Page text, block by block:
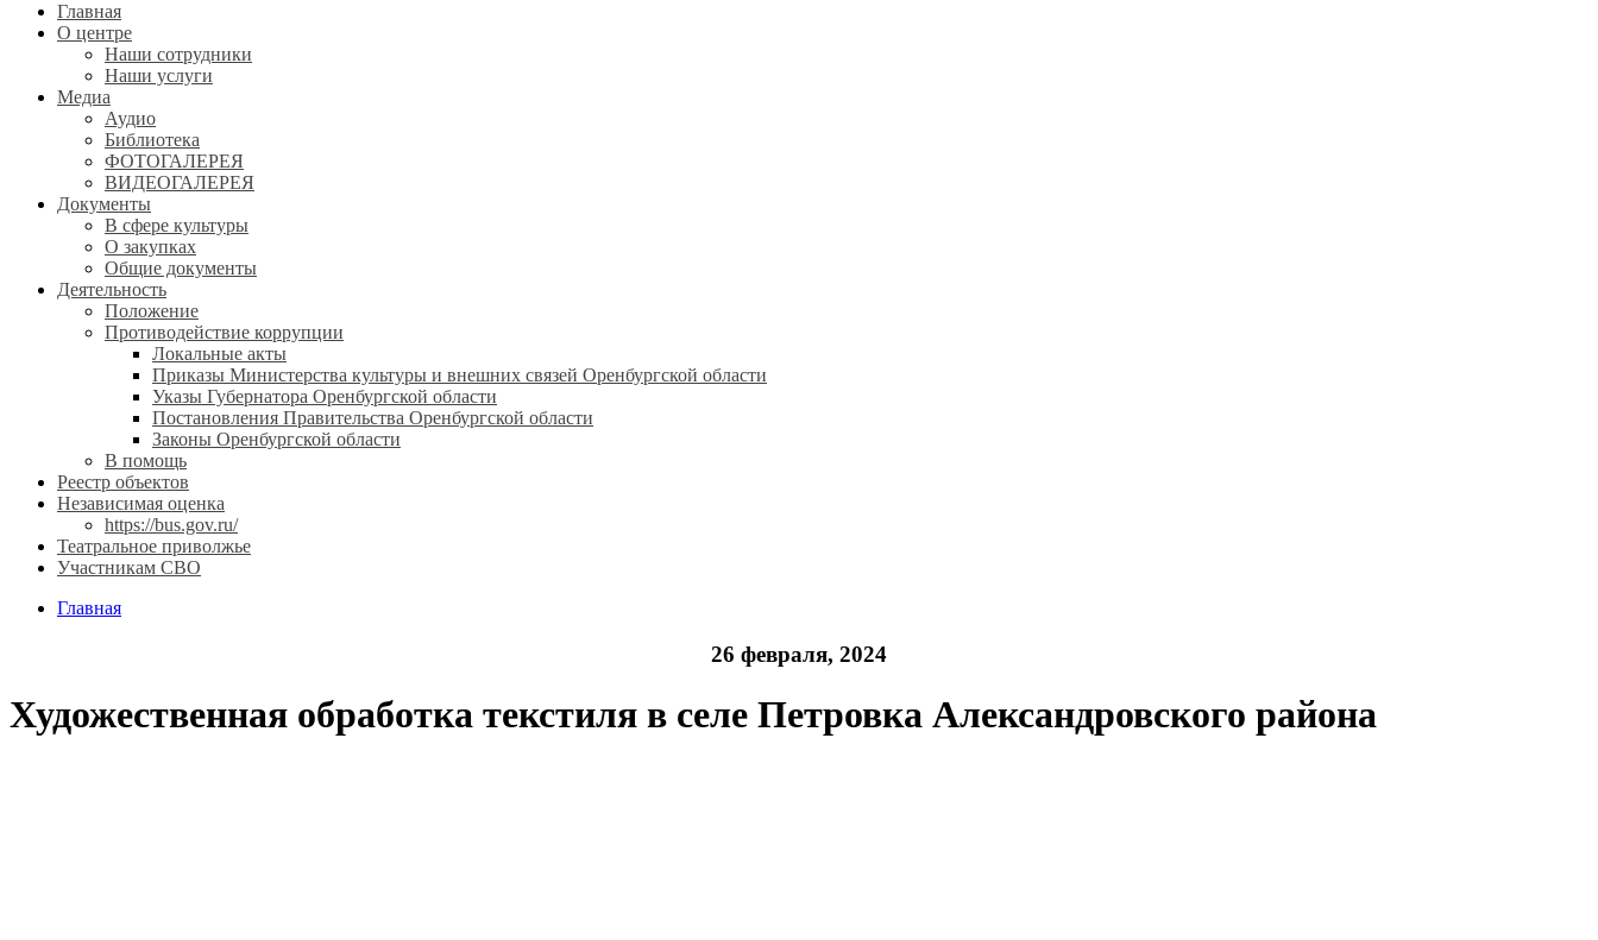
Главная
О центре
Наши сотрудники
Наши услуги
Медиа
Аудио
Библиотека
ФОТОГАЛЕРЕЯ
ВИДЕОГАЛЕРЕЯ
Документы
В сфере культуры
О закупках
Общие документы
Деятельность
Положение
Противодействие коррупции
Локальные акты
Приказы Министерства культуры и внешних связей Оренбургской области
Указы Губернатора Оренбургской области
Постановления Правительства Оренбургской области
Законы Оренбургской области
В помощь
Реестр объектов
Независимая оценка
https://bus.gov.ru/
Театральное приволжье
Участникам СВО
Главная
26 февраля, 2024
Художественная обработка текстиля в селе Петровка Александровского района